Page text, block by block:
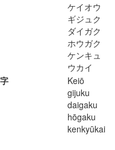
ケイオウ
ギジュク
ダイガク
ホウガク
ケンキュ
ウカイ
Keiō
gijuku
daigaku
hōgaku
kenkyūkai